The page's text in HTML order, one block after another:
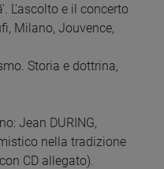
L'ascolto e il concerto
Milano, Jouvence,
Storia e dottrina,
Jean DURING,
nella tradizione
CD allegato).